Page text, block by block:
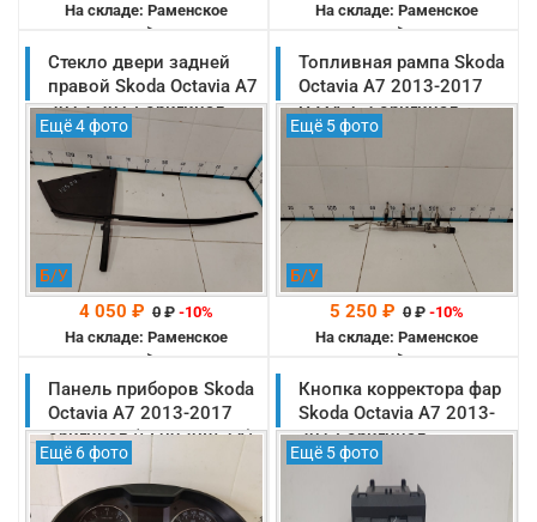
На складе: Раменское
-->
На складе: Раменское
-->
Стекло двери задней
правой Skoda Octavia A7
2013-2017 оригинал
(5E5845214G)
Ещё 4 фото
Б/У
4 050 ₽ 0 ₽ -10%
На складе: Раменское
-->
Топливная рампа Skoda
Octavia A7 2013-2017
CJZA 1.2 оригинал
(04E133320D)
Ещё 5 фото
Б/У
5 250 ₽ 0 ₽ -10%
На складе: Раменское
-->
Панель приборов Skoda
Octavia A7 2013-2017
оригинал (5E0920851A)
Ещё 6 фото
Кнопка корректора фар
Skoda Octavia A7 2013-
2017 оригинал
(5E0941333A)
Ещё 5 фото